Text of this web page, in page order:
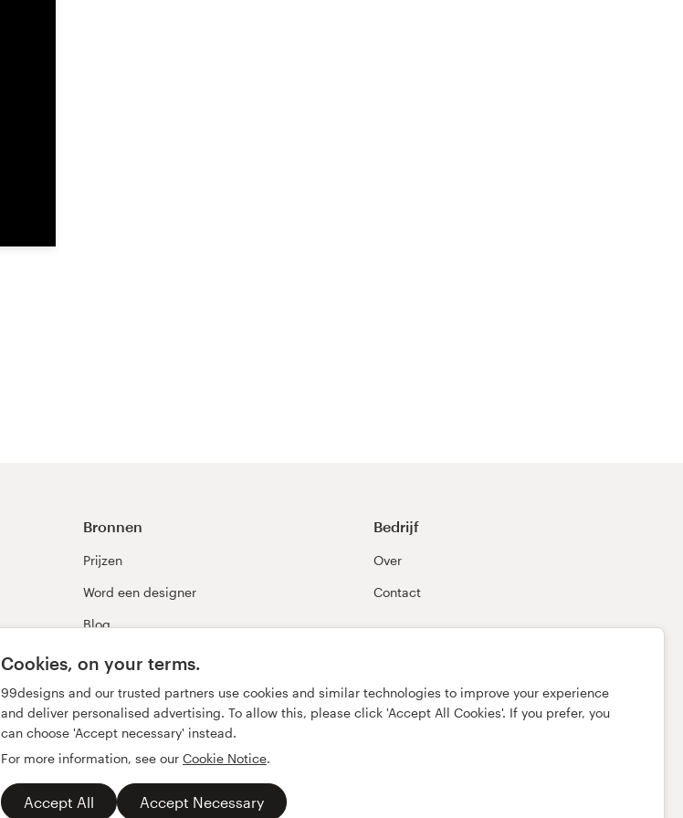
Cookies, on your terms.
99designs and our trusted partners use cookies and similar technologies to improve your experience
and deliver personalised advertising. To allow this, please click 'Accept All Cookies'. If you prefer, you
can choose 'Accept necessary' instead.
For more information, see our Cookie Notice.
Accept All Accept Necessary
Bronnen
Prijzen
Word een designer
Blog
Bedrijf
Over
Contact